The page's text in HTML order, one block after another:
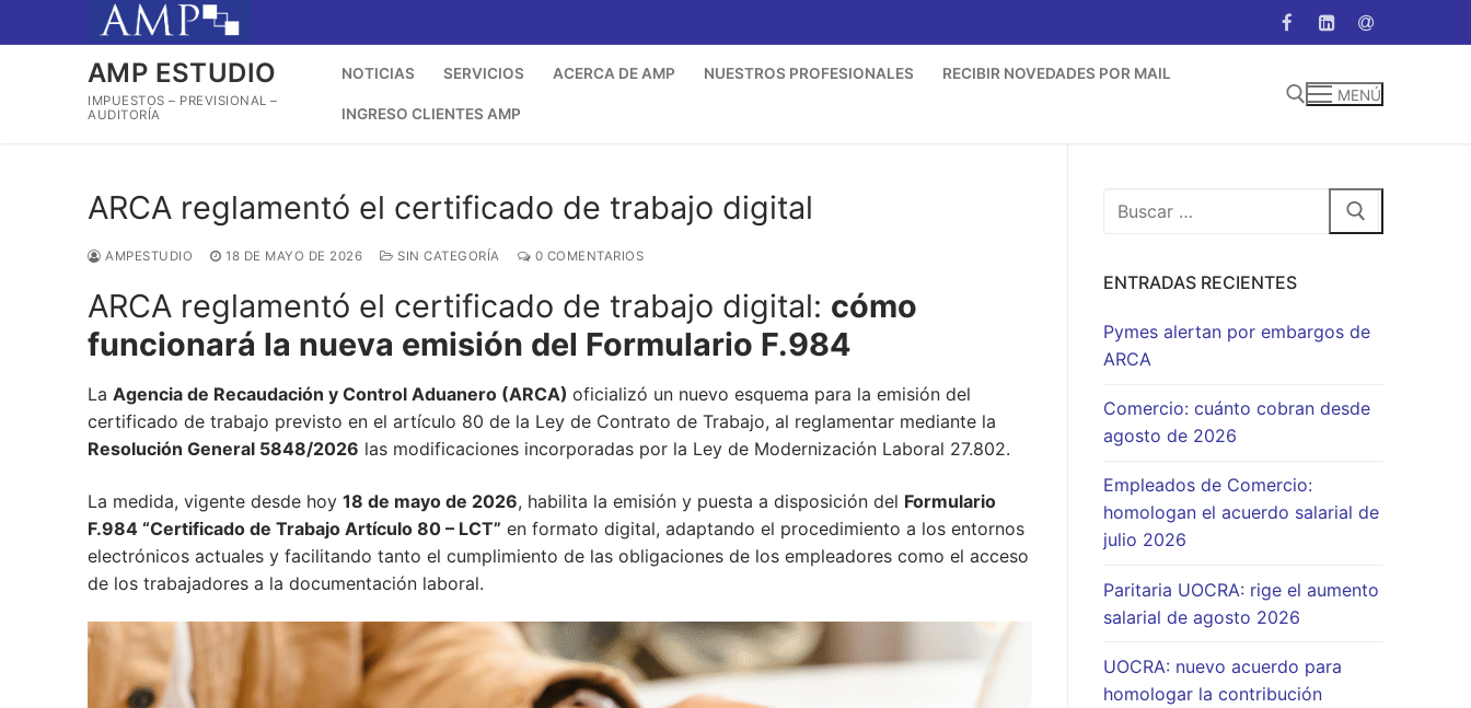
al
AMP ESTUDIO
IMPUESTOS – PREVISIONAL –
AUDITORÍA
NOTICIAS SERVICIOS ACERCA DE AMP NUESTROS PROFESIONALES RECIBIR NOVEDADES POR MAIL
INGRESO CLIENTES AMP
MENÚ
ARCA reglamentó el certificado de trabajo digital
AMPESTUDIO 18 DE MAYO DE 2026 SIN CATEGORÍA 0 COMENTARIOS
ARCA reglamentó el certificado de trabajo digital: cómo
funcionará la nueva emisión del Formulario F.984
La Agencia de Recaudación y Control Aduanero (ARCA) oficializó un nuevo esquema para la emisión del
certificado de trabajo previsto en el artículo 80 de la Ley de Contrato de Trabajo, al reglamentar mediante la
Resolución General 5848/2026 las modificaciones incorporadas por la Ley de Modernización Laboral 27.802.
La medida, vigente desde hoy 18 de mayo de 2026, habilita la emisión y puesta a disposición del Formulario
F.984 “Certificado de Trabajo Artículo 80 – LCT” en formato digital, adaptando el procedimiento a los entornos
electrónicos actuales y facilitando tanto el cumplimiento de las obligaciones de los empleadores como el acceso
de los trabajadores a la documentación laboral.
Buscar:
ENTRADAS RECIENTES
Pymes alertan por embargos de
ARCA
Comercio: cuánto cobran desde
agosto de 2026
Empleados de Comercio:
homologan el acuerdo salarial de
julio 2026
Paritaria UOCRA: rige el aumento
salarial de agosto 2026
UOCRA: nuevo acuerdo para
homologar la contribución